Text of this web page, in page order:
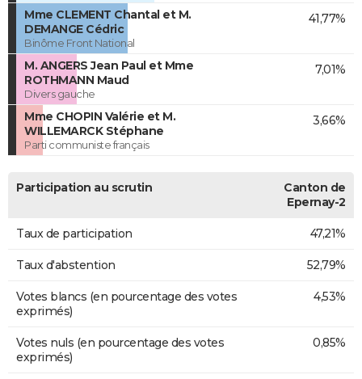
Mme CLEMENT Chantal et M.
DEMANGE Cédric
Binôme Front National
41,77%
M. ANGERS Jean Paul et Mme
ROTHMANN Maud
Divers gauche
7,01%
Mme CHOPIN Valérie et M.
WILLEMARCK Stéphane
Parti communiste français
3,66%
Participation au scrutin
Canton de
Epernay-2
Taux de participation 47,21%
Taux d'abstention 52,79%
Votes blancs (en pourcentage des votes
exprimés)
4,53%
Votes nuls (en pourcentage des votes
exprimés)
0,85%